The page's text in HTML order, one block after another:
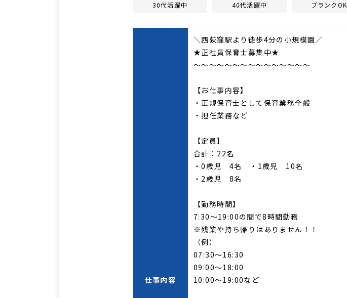
30代活躍中 40代活躍中 ブランクOK
仕事内容
＼西荻窪駅より徒歩4分の小規模園／
★正社員保育士募集中★
～～～～～～～～～～～～～～～
【お仕事内容】
・正規保育士として保育業務全般
・担任業務など
【定員】
合計：22名
・0歳児 4名 ・1歳児 10名
・2歳児 8名
【勤務時間】
7:30～19:00の間で8時間勤務
※残業や持ち帰りはありません！！
（例）
07:30～16:30
09:00～18:00
10:00～19:00など